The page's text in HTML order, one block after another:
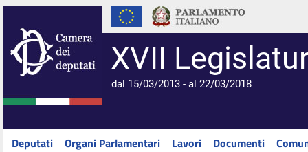
XVII
dal 15/03/2013 - al 22/03/2018
Deputati Organi Parlamentari Lavori Documenti